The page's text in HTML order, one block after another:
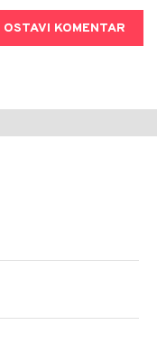
OSTAVI KOMENTAR